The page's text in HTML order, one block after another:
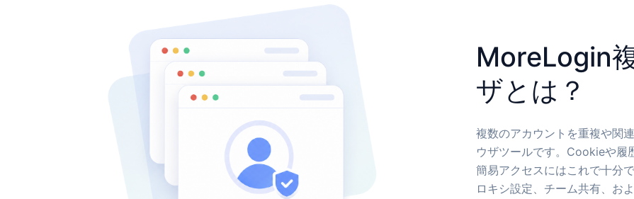
MoreLogin
ザとは？
複数のアカウントを重複や関
ウザツールです。Cookieや履
簡易アクセスにはこれで十分
ロキシ設定、チーム共有、お